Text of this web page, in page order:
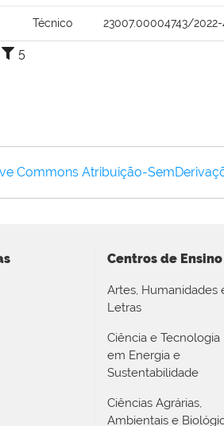
Técnico 23007.00004743/2022-
5
Commons Atribuição-
Centros de Ensino
Artes, Humanidades
Letras
Ciência e Tecnologia
em Energia e
Sustentabilidade
Ciências Agrárias,
Ambientais e